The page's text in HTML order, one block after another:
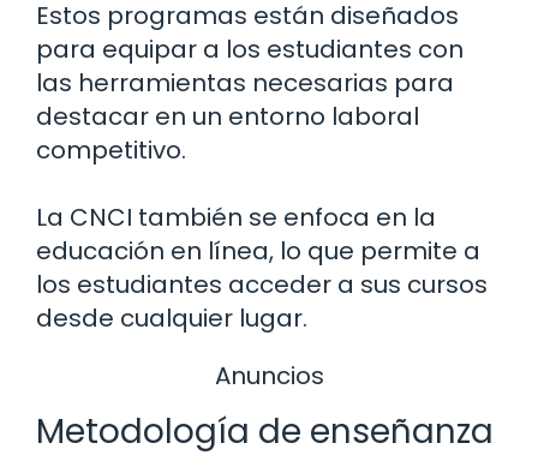
Estos programas están diseñados
para equipar a los estudiantes con
las herramientas necesarias para
destacar en un entorno laboral
competitivo.
La CNCI también se enfoca en la
educación en línea, lo que permite a
los estudiantes acceder a sus cursos
desde cualquier lugar.
Anuncios
Metodología de enseñanza